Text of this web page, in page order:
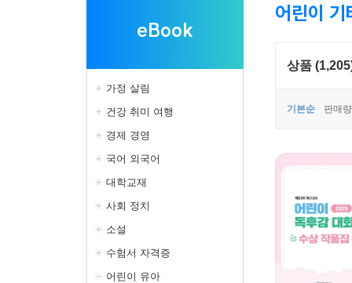
eBook
가정 살림
건강 취미 여행
경제 경영
국어 외국어
대학교재
사회 정치
소설
수험서 자격증
어린이 유아
어린이 기
상품
기본순 판매